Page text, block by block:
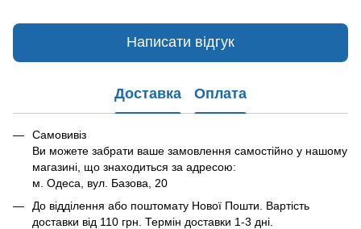
Написати відгук
Доставка Оплата
Самовивіз
Ви можете забрати ваше замовлення самостійно у нашому
магазині, що знаходиться за адресою:
м. Одеса, вул. Базова, 20
До відділення або поштомату Нової Пошти. Вартість
доставки від 110 грн. Термін доставки 1-3 дні.